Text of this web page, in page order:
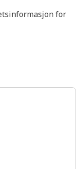
for